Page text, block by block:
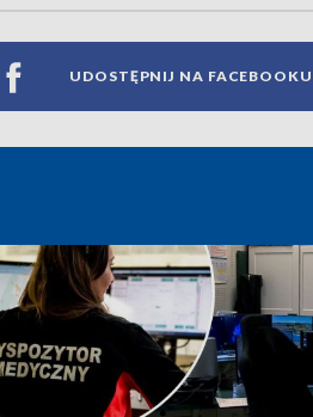
UDOSTĘPNIJ NA FACEBOOKU